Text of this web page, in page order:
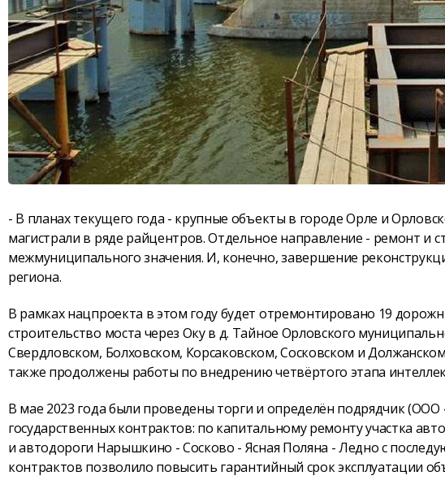
- В планах текущего года - крупные объекты в городе Орле и
магистрали в ряде райцентров. Отдельное направление - ремонт и
межмуниципального значения. И, конечно, завершение
региона.
В рамках нацпроекта в этом году будет отремонтировано 19
строительство моста через Оку в д. Тайное Орловского
Свердловском, Болховском, Корсаковском, Сосковском и
также продолжены работы по внедрению четвёртого этапа
В мае 2023 года были проведены торги и определён подрядчик
государственных контрактов: по капитальному ремонту участка
и автодороги Нарышкино - Сосково - Ясная Поляна - Ледно с
контрактов позволило повысить гарантийный срок эксплуатации